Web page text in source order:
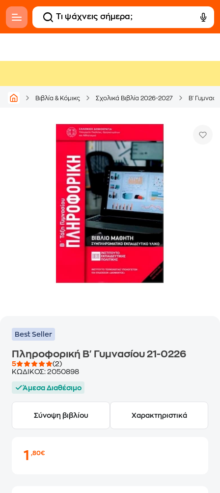
Βιβλία & Κόμικς Σχολικά Βιβλία 2026-2027 Β'
Best Seller
Πληροφορική Β' Γυμνασίου 21-0226
5
(2)
ΚΩΔΙΚΟΣ: 2050898
Άμεσα Διαθέσιμο
Σύνοψη βιβλίου Χαρακτηριστικά
1,80€